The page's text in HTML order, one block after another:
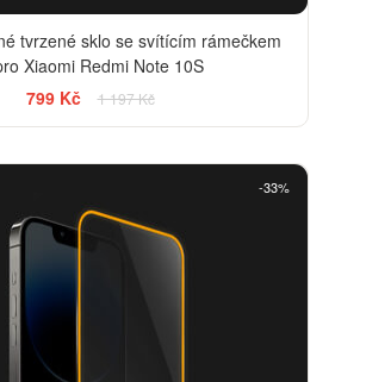
tvrzené sklo se svítícím rámečkem
Xiaomi Redmi Note 10S
799 Kč
1 197 Kč
-33%